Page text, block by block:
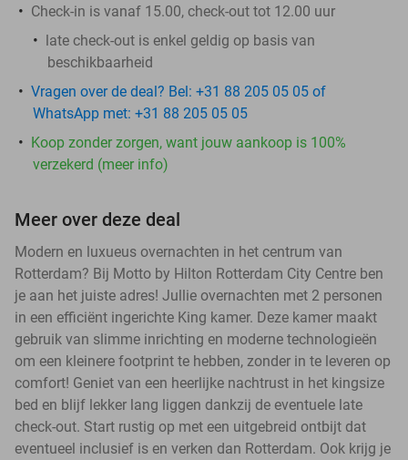
Check-in is vanaf 15.00, check-out tot 12.00 uur
late check-out is enkel geldig op basis van
beschikbaarheid
Vragen over de deal? Bel: +31 88 205 05 05 of
WhatsApp met: +31 88 205 05 05
Koop zonder zorgen, want jouw aankoop is 100%
verzekerd (meer info)
Meer over deze deal
Modern en luxueus overnachten in het centrum van
Rotterdam? Bij Motto by Hilton Rotterdam City Centre ben
je aan het juiste adres! Jullie overnachten met 2 personen
in een efficiënt ingerichte King kamer. Deze kamer maakt
gebruik van slimme inrichting en moderne technologieën
om een kleinere footprint te hebben, zonder in te leveren op
comfort! Geniet van een heerlijke nachtrust in het kingsize
bed en blijf lekker lang liggen dankzij de eventuele late
check-out. Start rustig op met een uitgebreid ontbijt dat
eventueel inclusief is en verken dan Rotterdam. Ook krijg je